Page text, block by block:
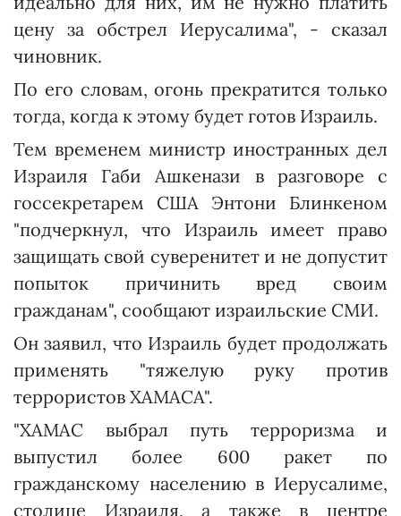
цену за обстрел Иерусалима", - сказал
чиновник.
По его словам, огонь прекратится только
тогда, когда к этому будет готов Израиль.
Тем временем министр иностранных дел
Израиля Габи Ашкенази в разговоре с
госсекретарем США Энтони Блинкеном
"подчеркнул, что Израиль имеет право
защищать свой суверенитет и не допустит
попыток причинить вред своим
гражданам", сообщают израильские СМИ.
Он заявил, что Израиль будет продолжать
применять "тяжелую руку против
террористов ХАМАСА".
"ХАМАС выбрал путь терроризма и
выпустил более 600 ракет по
гражданскому населению в Иерусалиме,
столице Израиля, а также в центре